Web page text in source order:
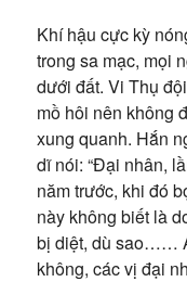
Khí hậu cực kỳ
trong sa mạc, mọi
dưới đất. Vi Thụ
mồ hôi nên không
xung quanh. Hắn
dĩ nói: “Đại nhân,
năm trước, khi đó
này không biết là
bị diệt, dù sao……
không, các vị đại